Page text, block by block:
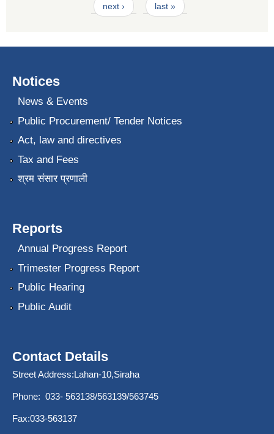
next › last »
Notices
News & Events
Public Procurement/ Tender Notices
Act, law and directives
Tax and Fees
श्रम संसार प्रणाली
Reports
Annual Progress Report
Trimester Progress Report
Public Hearing
Public Audit
Contact Details
Street Address:Lahan-10,Siraha
Phone: 033- 563138/563139/563745
Fax:033-563137